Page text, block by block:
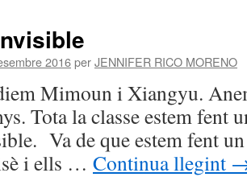
2016perJENNIFER RICO MORENO
Mimoun i Xiangyu.
Tota la classe estem fent
Va de que estem fent
i ells … Continua llegint